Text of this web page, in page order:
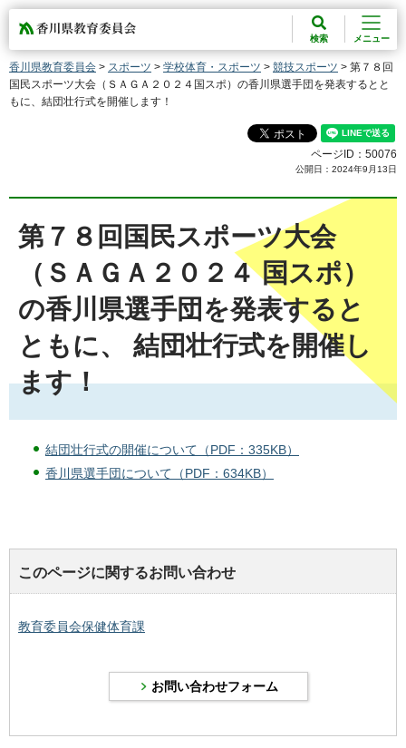
香川県教育委員会
検索 メニュー
香川県教育委員会 > スポーツ > 学校体育・スポーツ > 競技スポーツ > 第７８回
国民スポーツ大会（ＳＡＧＡ２０２４国スポ）の香川県選手団を発表するとと
もに、結団壮行式を開催します！
ページID：50076
公開日：2024年9月13日
第７８回国民スポーツ大会
（ＳＡＧＡ２０２４ 国スポ）
の香川県選手団を発表すると
ともに、 結団壮行式を開催し
ます！
結団壮行式の開催について（PDF：335KB）
香川県選手団について（PDF：634KB）
このページに関するお問い合わせ
教育委員会保健体育課